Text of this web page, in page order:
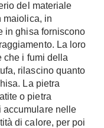
Case in Legno
Prefabbricate
Fotovoltaico
Riciclo
Rinnovabili
Bioedilizia
del materiale
maiolica, in
in ghisa forniscono
La loro
che i fumi della
rilascino quanto
La pietra
o pietra
accumulare nelle
di calore, per poi